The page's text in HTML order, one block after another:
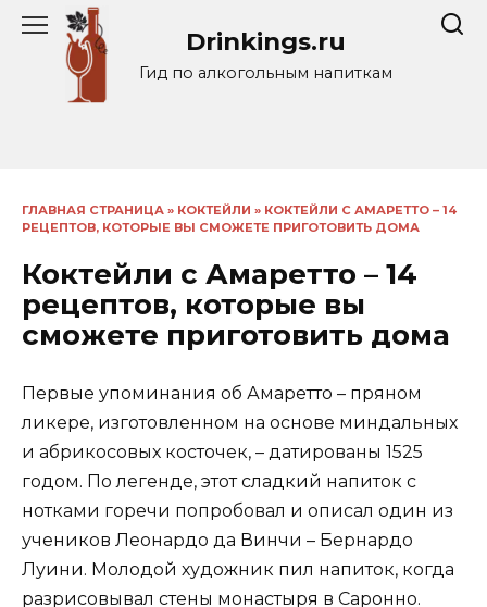
Перейти
содержанию
Drinkings.ru
Гид по алкогольным напиткам
ГЛАВНАЯ СТРАНИЦА » КОКТЕЙЛИ » КОКТЕЙЛИ С АМАРЕТТО – 14
РЕЦЕПТОВ, КОТОРЫЕ ВЫ СМОЖЕТЕ ПРИГОТОВИТЬ ДОМА
Коктейли с Амаретто – 14
рецептов, которые вы
сможете приготовить дома
Первые упоминания об Амаретто – пряном
ликере, изготовленном на основе миндальных
и абрикосовых косточек, – датированы 1525
годом. По легенде, этот сладкий напиток с
нотками горечи попробовал и описал один из
учеников Леонардо да Винчи – Бернардо
Луини. Молодой художник пил напиток, когда
разрисовывал стены монастыря в Саронно.